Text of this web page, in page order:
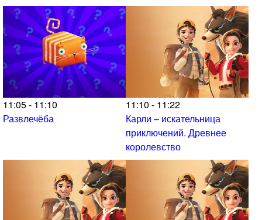
11:05 - 11:10
Развлечёба
11:10 - 11:22
Карли – искательница
приключений. Древнее
королевство